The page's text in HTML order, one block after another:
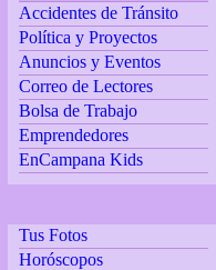
Accidentes de Tránsito
Política y Proyectos
Anuncios y Eventos
Correo de Lectores
Bolsa de Trabajo
Emprendedores
EnCampana Kids
Tus Fotos
Horóscopos